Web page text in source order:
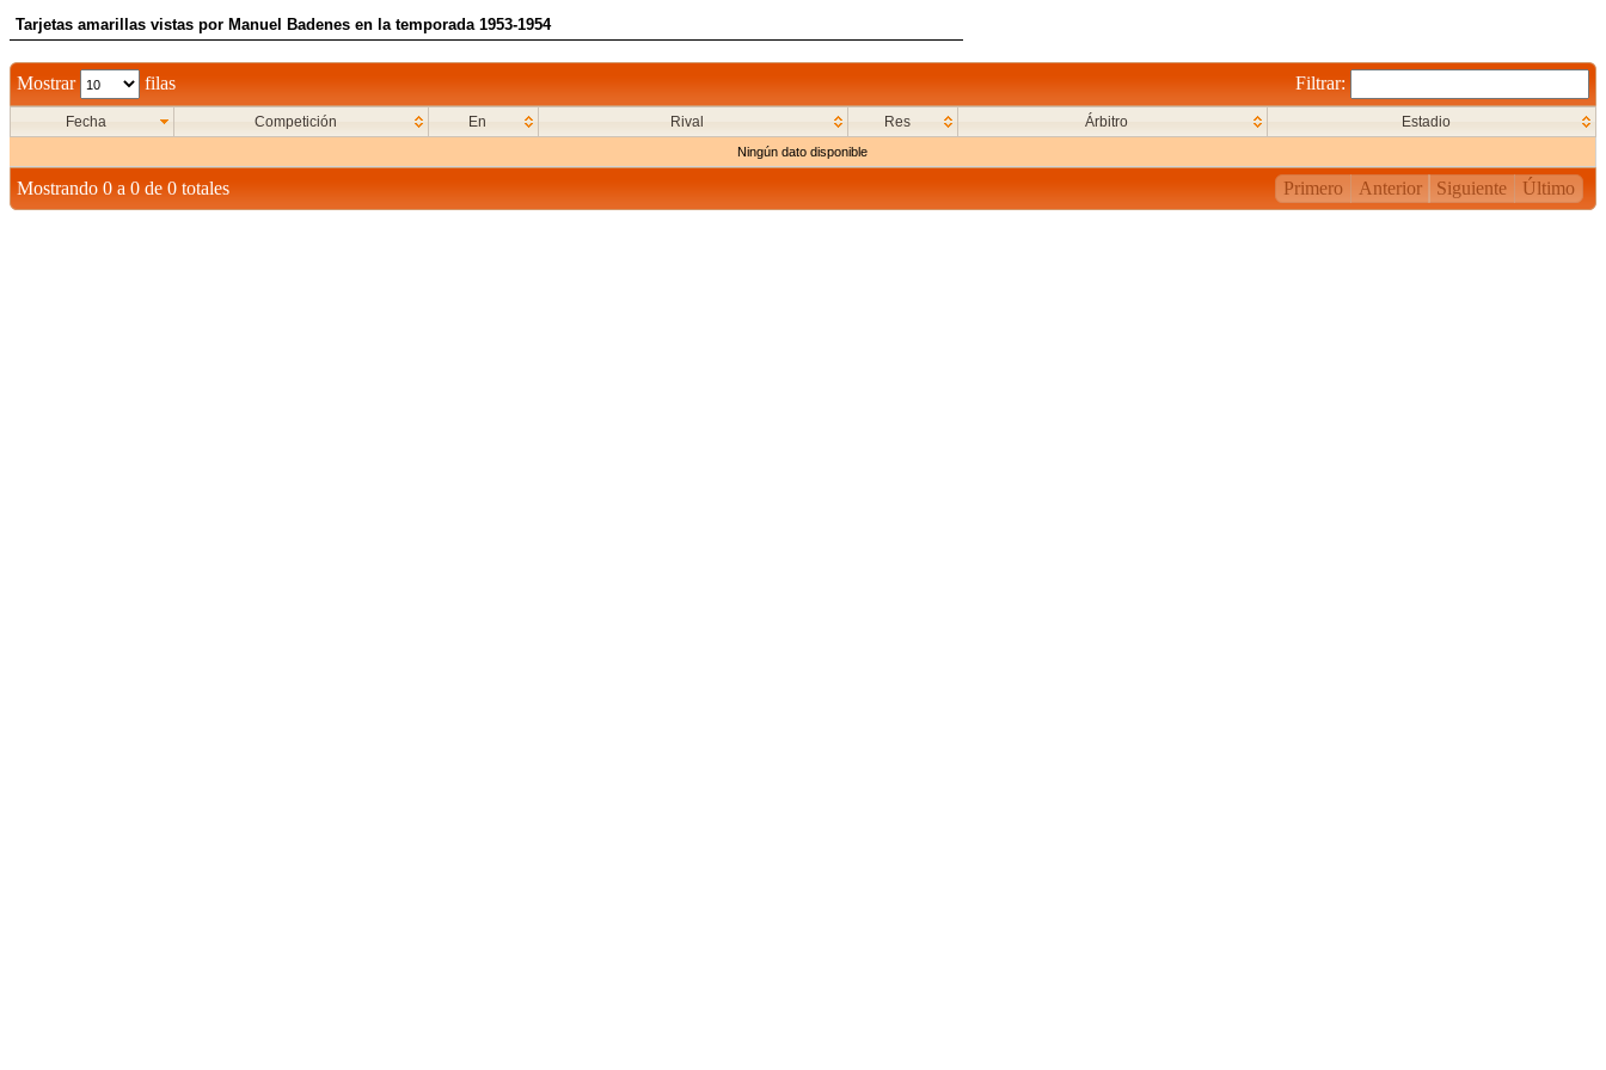
Tarjetas amarillas vistas por Manuel Badenes en la temporada 1953-1954
Mostrar filas Filtrar:
Fecha Competición En Rival Res Árbitro Estadio
Ningún dato disponible
Mostrando 0 a 0 de 0 totales Primero Anterior Siguiente Último